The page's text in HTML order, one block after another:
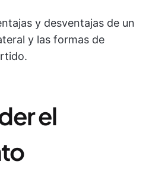
y desventajas de un
y las formas de
el